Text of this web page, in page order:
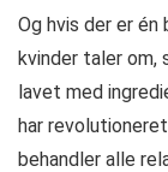
Og hvis der er
kvinder taler om,
lavet med
har
behandler alle